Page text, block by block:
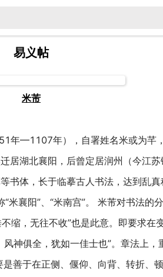
易义帖
米芾
年—1107年），自署姓名米或为芊
居湖北襄阳，后曾定居润州（今江
书体，长于临摹古人书法，达到乱
襄阳”、“米南宫”。 米芾对书法的
缩，无往不收”也是此意。即要求
神俱全，犹如一佳士也”。章法上
善于在正侧、偃仰、向背、转折、